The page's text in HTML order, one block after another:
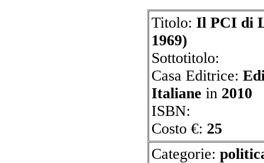
Titolo:Il PCI di
1969)
Sottotitolo:
Casa Editrice:
Italianein 2010
ISBN:
Costo €: 25
Categorie: